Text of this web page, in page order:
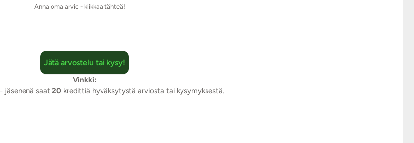
Anna oma arvio - klikkaa tähteä!
Jätä arvostelu tai kysy!
Vinkki:
- jäsenenä saat 20 kredittiä hyväksytystä arviosta tai kysymyksestä.